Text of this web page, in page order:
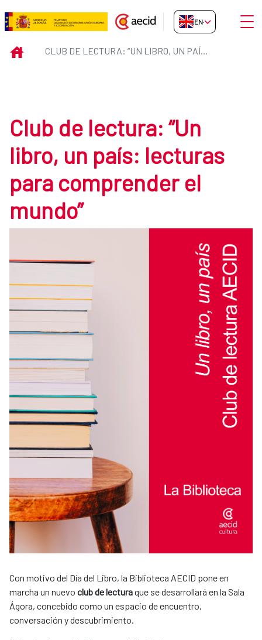
Skip to Main Content
Club de lectura: “Un libro, un
EN-GB
INICIO CLUB DE LECTURA: “UN LIBRO, UN PAÍS: LECTURAS PARA COMPRENDER EL MUNDO”
Club de lectura: “Un
libro, un país: lecturas
para comprender el
mundo”
Con motivo del Día del Libro, la Biblioteca AECID pone en
marcha un nuevo club de lecturaque se desarrollará en la Sala
Ágora, concebido como un espacio de encuentro,
conversación y descubrimiento.